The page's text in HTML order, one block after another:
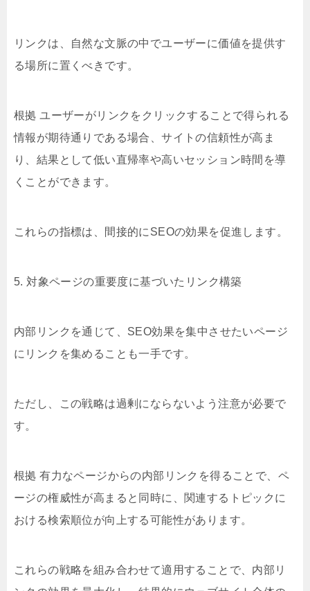
リンクは、自然な文脈の中でユーザーに価値を提供す
る場所に置くべきです。
根拠 ユーザーがリンクをクリックすることで得られる
情報が期待通りである場合、サイトの信頼性が高ま
り、結果として低い直帰率や高いセッション時間を導
くことができます。
これらの指標は、間接的にSEOの効果を促進します。
5. 対象ページの重要度に基づいたリンク構築
内部リンクを通じて、SEO効果を集中させたいページ
にリンクを集めることも一手です。
ただし、この戦略は過剰にならないよう注意が必要で
す。
根拠 有力なページからの内部リンクを得ることで、ペ
ージの権威性が高まると同時に、関連するトピックに
おける検索順位が向上する可能性があります。
これらの戦略を組み合わせて適用することで、内部リ